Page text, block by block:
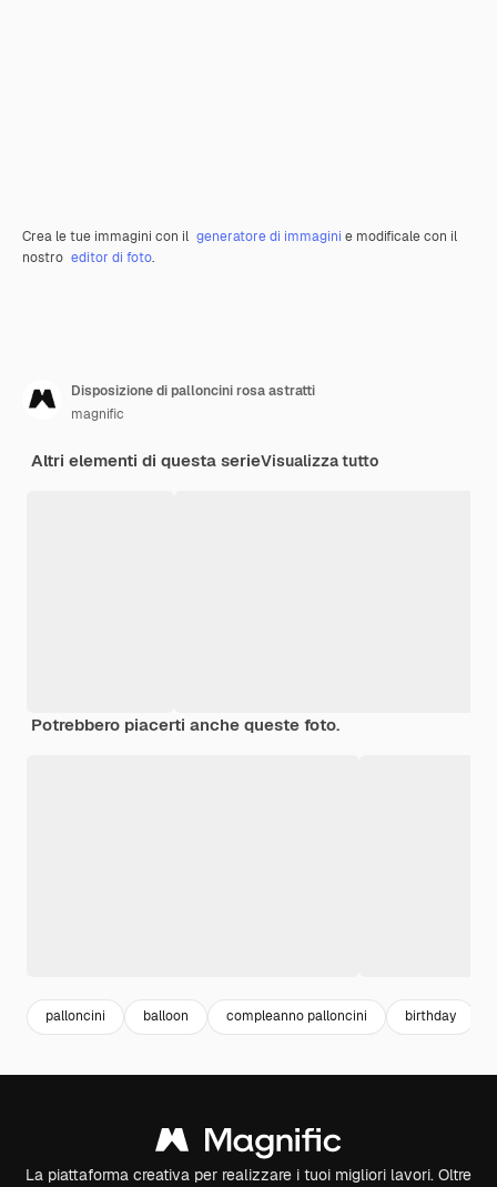
Crea le tue immagini con il generatore di immagini e modificale con il
nostro editor di foto.
Disposizione di palloncini rosa astratti
magnific
Altri elementi di questa serieVisualizza tutto
Potrebbero piacerti anche queste foto.
palloncini balloon compleanno palloncini birthday
La piattaforma creativa per realizzare i tuoi migliori lavori. Oltre